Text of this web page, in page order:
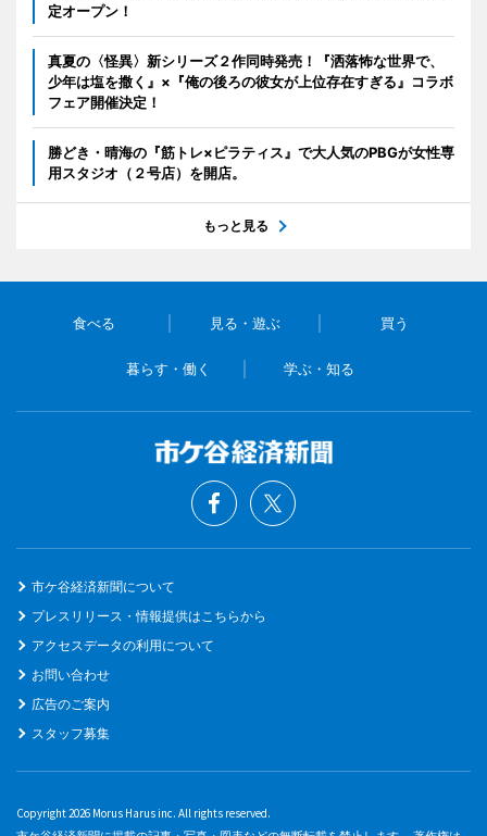
定オープン！
真夏の〈怪異〉新シリーズ２作同時発売！『洒落怖な世界で、
少年は塩を撒く』×『俺の後ろの彼女が上位存在すぎる』コラボ
フェア開催決定！
勝どき・晴海の『筋トレ×ピラティス』で大人気のPBGが女性専
用スタジオ（２号店）を開店。
もっと見る
食べる 見る・遊ぶ 買う
暮らす・働く 学ぶ・知る
市ケ谷経済新聞について
プレスリリース・情報提供はこちらから
アクセスデータの利用について
お問い合わせ
広告のご案内
スタッフ募集
Copyright 2026 Morus Harus inc. All rights reserved.